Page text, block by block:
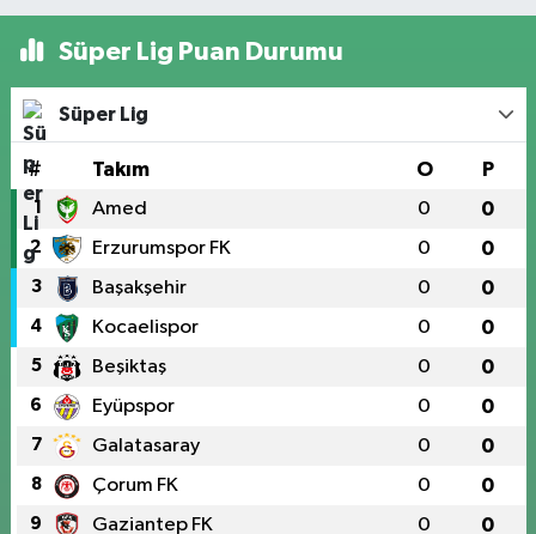
Süper Lig Puan Durumu
Süper Lig
# Takım O P
1 Amed 0 0
2 Erzurumspor FK 0 0
3 Başakşehir 0 0
4 Kocaelispor 0 0
5 Beşiktaş 0 0
6 Eyüpspor 0 0
7 Galatasaray 0 0
8 Çorum FK 0 0
9 Gaziantep FK 0 0